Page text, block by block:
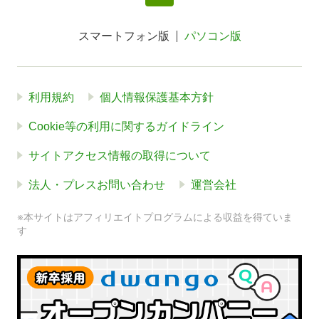
スマートフォン版 パソコン版
利用規約 個人情報保護基本方針
Cookie等の利用に関するガイドライン
サイトアクセス情報の取得について
法人・プレスお問い合わせ 運営会社
※本サイトはアフィリエイトプログラムによる収益を得ていま
す